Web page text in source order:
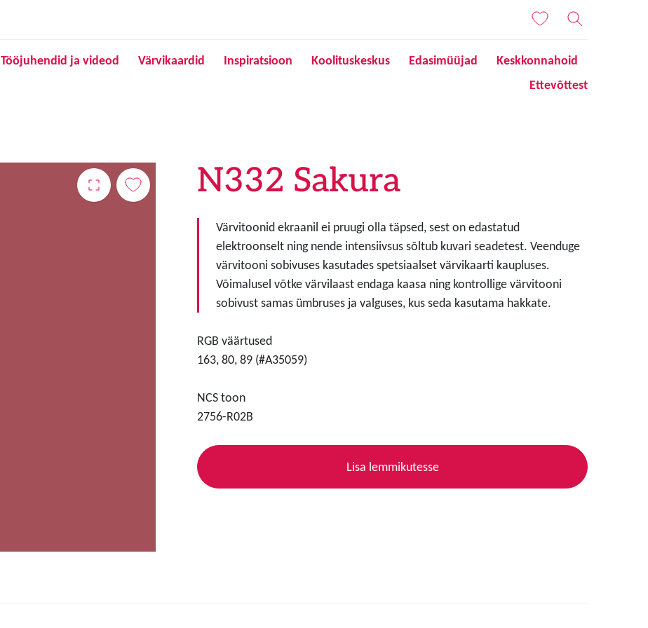
Tööjuhendid ja videod Värvikaardid Inspiratsioon Koolituskeskus Edasimüüjad
Keskkonnahoid
Ettevõttest
N332 Sakura
Värvitoonid ekraanil ei pruugi olla täpsed, sest on edastatud
elektroonselt ning nende intensiivsus sõltub kuvari seadetest. Veenduge
värvitooni sobivuses kasutades spetsiaalset värvikaarti kaupluses.
Võimalusel võtke värvilaast endaga kaasa ning kontrollige värvitooni
sobivust samas ümbruses ja valguses, kus seda kasutama hakkate.
RGB väärtused
163, 80, 89 (#A35059)
NCS toon
2756-R02B
Lisa lemmikutesse